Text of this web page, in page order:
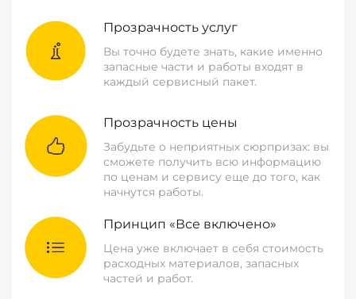
Прозрачность услуг
Вы точно будете знать, какие именно
запасные части и работы входят в
каждый сервисный пакет.
Прозрачность цены
Забудьте о неприятных сюрпризах: вы
сможете получить всю информацию
по ценам и сервису еще до того, как
начнутся работы.
Принцип «Все включено»
Цена уже включает в себя стоимость
расходных материалов, запасных
частей и работ.